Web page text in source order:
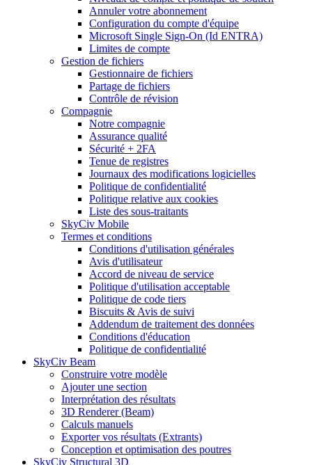
Annuler votre abonnement
Configuration du compte d'équipe
Microsoft Single Sign-On (Id ENTRA)
Limites de compte
Gestion de fichiers
Gestionnaire de fichiers
Partage de fichiers
Contrôle de révision
Compagnie
Notre compagnie
Assurance qualité
Sécurité + 2FA
Tenue de registres
Journaux des modifications logicielles
Politique de confidentialité
Politique relative aux cookies
Liste des sous-traitants
SkyCiv Mobile
Termes et conditions
Conditions d'utilisation générales
Avis d'utilisateur
Accord de niveau de service
Politique d'utilisation acceptable
Politique de code tiers
Biscuits & Avis de suivi
Addendum de traitement des données
Conditions d'éducation
Politique de confidentialité
SkyCiv Beam
Construire votre modèle
Ajouter une section
Interprétation des résultats
3D Renderer (Beam)
Calculs manuels
Exporter vos résultats (Extrants)
Conception et optimisation des poutres
SkyCiv Structural 3D